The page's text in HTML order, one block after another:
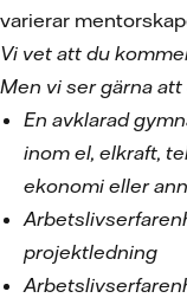
varierar
Vi vet att du
Men vi ser gärna
En avklarad
inom el, elkraft,
ekonomi eller
projektledning